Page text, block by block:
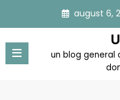
conținut
august 6,
un blog general